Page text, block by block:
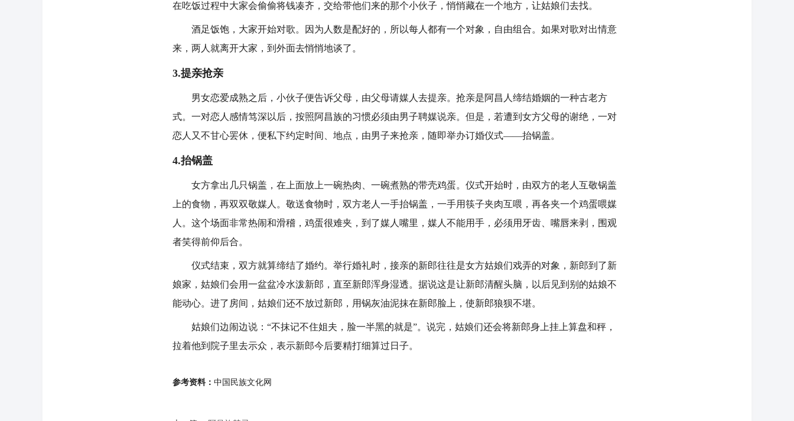
在吃饭过程中大家会偷偷将钱凑齐，交给带他们来的那个小伙子，悄悄藏在一个地方，让姑娘们去找。
酒足饭饱，大家开始对歌。因为人数是配好的，所以每人都有一个对象，自由组合。如果对歌对出情意
来，两人就离开大家，到外面去悄悄地谈了。
3.提亲抢亲
男女恋爱成熟之后，小伙子便告诉父母，由父母请媒人去提亲。抢亲是阿昌人缔结婚姻的一种古老方
式。一对恋人感情笃深以后，按照阿昌族的习惯必须由男子聘媒说亲。但是，若遭到女方父母的谢绝，一对
恋人又不甘心罢休，便私下约定时间、地点，由男子来抢亲，随即举办订婚仪式——抬锅盖。
4.抬锅盖
女方拿出几只锅盖，在上面放上一碗热肉、一碗煮熟的带壳鸡蛋。仪式开始时，由双方的老人互敬锅盖
上的食物，再双双敬媒人。敬送食物时，双方老人一手抬锅盖，一手用筷子夹肉互喂，再各夹一个鸡蛋喂媒
人。这个场面非常热闹和滑稽，鸡蛋很难夹，到了媒人嘴里，媒人不能用手，必须用牙齿、嘴唇来剥，围观
者笑得前仰后合。
仪式结束，双方就算缔结了婚约。举行婚礼时，接亲的新郎往往是女方姑娘们戏弄的对象，新郎到了新
娘家，姑娘们会用一盆盆冷水泼新郎，直至新郎浑身湿透。据说这是让新郎清醒头脑，以后见到别的姑娘不
能动心。进了房间，姑娘们还不放过新郎，用锅灰油泥抹在新郎脸上，使新郎狼狈不堪。
姑娘们边闹边说：“不抹记不住姐夫，脸一半黑的就是”。说完，姑娘们还会将新郎身上挂上算盘和秤，
拉着他到院子里去示众，表示新郎今后要精打细算过日子。
参考资料： 中国民族文化网